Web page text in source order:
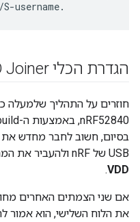
הגדרת הכלי FTD Joiner
חוזרים על התהליך שלמעלה
nRF52840, באמצעות ה-build הקיים
בסיום, חשוב לחבר מחדש
USB של nRF ולהעביר את המתג
VDD
.
את הלוח השלישי, הוא אמור